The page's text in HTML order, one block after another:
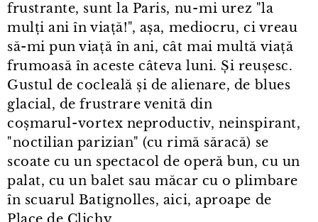
frustrante, sunt la Paris, nu⁠-⁠mi urez "la
mulți ani în viață!", așa, mediocru, ci vreau
să-mi pun viață în ani, cât mai multă viață
frumoasă în aceste câteva luni. Și reușesc.
Gustul de cocleală și de alienare, de blues
glacial, de frustrare venită din
coșmarul⁠-⁠vortex neproductiv, neinspirant,
"noctilian parizian" (cu rimă săracă) se
scoate cu un spectacol de operă bun, cu un
palat, cu un balet sau măcar cu o plimbare
în scuarul Batignolles, aici, aproape de